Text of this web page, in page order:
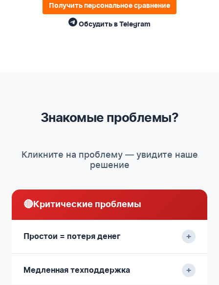
Получить персональное сравнение
Обсудить в Telegram
Знакомые проблемы?
Кликните на проблему — увидите наше
решение
🔴 Критические проблемы
Простои = потеря денег +
Медленная техподдержка +